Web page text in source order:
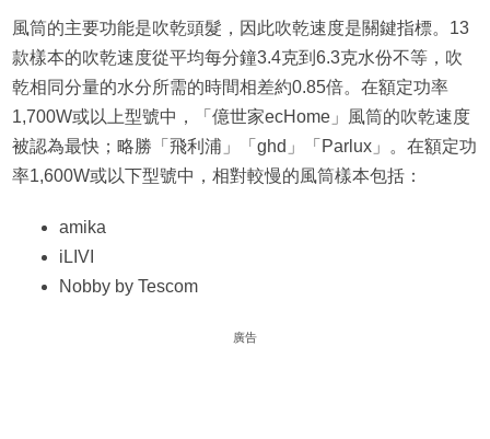
風筒的主要功能是吹乾頭髮，因此吹乾速度是關鍵指標。13
款樣本的吹乾速度從平均每分鐘3.4克到6.3克水份不等，吹
乾相同分量的水分所需的時間相差約0.85倍。在額定功率
1,700W或以上型號中，「億世家ecHome」風筒的吹乾速度
被認為最快；略勝「飛利浦」「ghd」「Parlux」。在額定功
率1,600W或以下型號中，相對較慢的風筒樣本包括：
amika
iLIVI
Nobby by Tescom
廣告